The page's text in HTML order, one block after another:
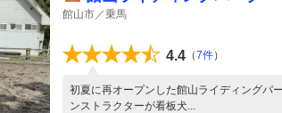
館山市／乗馬
4.4 （7件）
初夏に再オープンした館山ライディングパ
ンストラクターが看板犬...